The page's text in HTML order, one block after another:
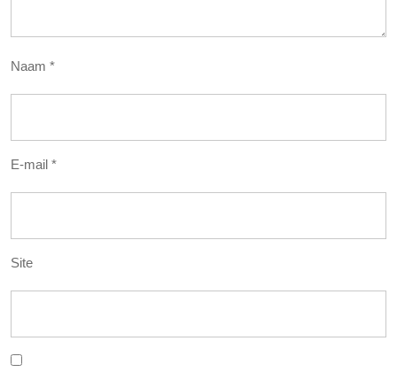
Naam *
E-mail *
Site